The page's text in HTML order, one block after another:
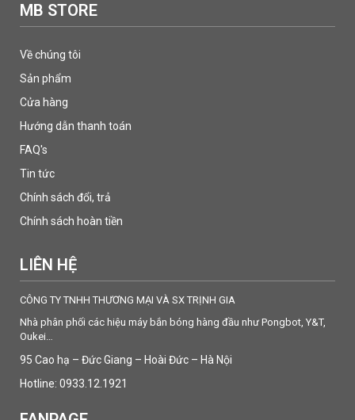
MB STORE
Về chúng tôi
Sản phẩm
Cửa hàng
Hướng dẫn thanh toán
FAQ's
Tin tức
Chính sách đổi, trả
Chính sách hoàn tiền
LIÊN HỆ
CÔNG TY TNHH THƯƠNG MẠI VÀ SX TRỊNH GIA
Nhà phân phối các hiệu máy bắn bóng hàng đầu như Pongbot, Y&T,
Oukei…
95 Cao hạ – Đức Giang – Hoài Đức – Hà Nội
Hotline: 0933.12.1921